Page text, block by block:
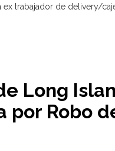
ex trabajador de delivery/
Long
por Robo